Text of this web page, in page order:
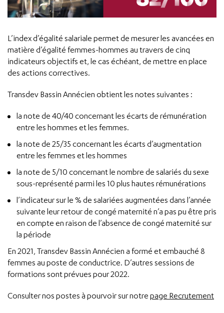
L’index d’égalité salariale permet de mesurer les avancées en
matière d’égalité femmes-hommes au travers de cinq
indicateurs objectifs et, le cas échéant, de mettre en place
des actions correctives.
Transdev Bassin Annécien obtient les notes suivantes :
la note de 40/40 concernant les écarts de rémunération
entre les hommes et les femmes.
la note de 25/35 concernant les écarts d’augmentation
entre les femmes et les hommes
la note de 5/10 concernant le nombre de salariés du sexe
sous-représenté parmi les 10 plus hautes rémunérations
l’indicateur sur le % de salariées augmentées dans l’année
suivante leur retour de congé maternité n’a pas pu être pris
en compte en raison de l’absence de congé maternité sur
la période
En 2021, Transdev Bassin Annécien a formé et embauché 8
femmes au poste de conductrice. D’autres sessions de
formations sont prévues pour 2022.
Consulter nos postes à pourvoir sur notre page Recrutement